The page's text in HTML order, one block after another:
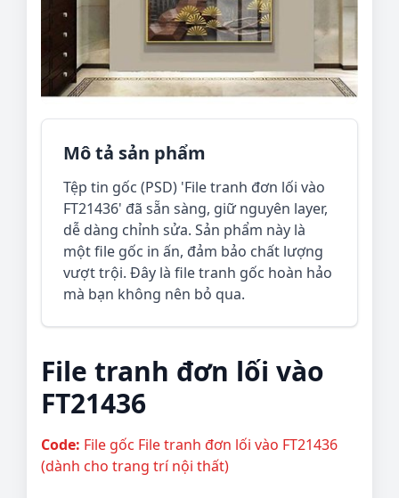
Mô tả sản phẩm
Tệp tin gốc (PSD) 'File tranh đơn lối vào
FT21436' đã sẵn sàng, giữ nguyên layer,
dễ dàng chỉnh sửa. Sản phẩm này là
một file gốc in ấn, đảm bảo chất lượng
vượt trội. Đây là file tranh gốc hoàn hảo
mà bạn không nên bỏ qua.
File tranh đơn lối vào
FT21436
Code: File gốc File tranh đơn lối vào FT21436
(dành cho trang trí nội thất)